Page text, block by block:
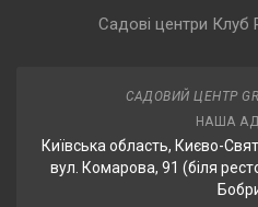
Садові центри Клуб
САДОВИЙ ЦЕНТР
НАША
Київська область, Києво-
вул. Комарова, 91 (біля